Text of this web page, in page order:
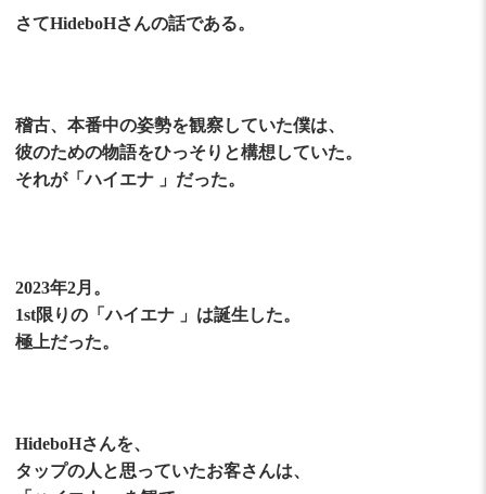
さてHideboHさんの話である。
稽古、本番中の姿勢を観察していた僕は、
彼のための物語をひっそりと構想していた。
それが「ハイエナ 」だった。
2023年2月。
1st限りの「ハイエナ 」は誕生した。
極上だった。
HideboHさんを、
タップの人と思っていたお客さんは、